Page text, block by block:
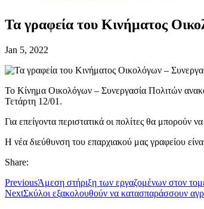
Τα γραφεία του Κινήματος
Jan 5, 2022
Το Κίνημα Οικολόγων – Συνεργασία Πολιτών
Τετάρτη 12/01.
Για επείγοντα περιστατικά οι πολίτες θα μπορούν
Η νέα διεύθυνση του επαρχιακού μας γραφείου
Share:
PreviousΆμεση στήριξη των εργαζομένων στον
NextΣκύλοι εξακολουθούν να κατασπαράσσουν